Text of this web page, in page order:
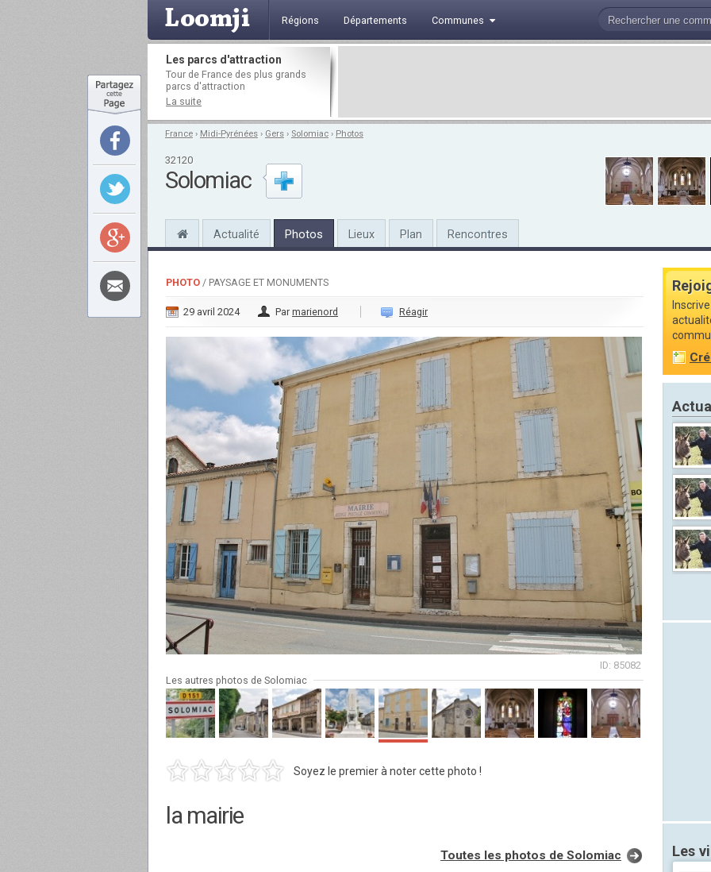
Régions Départements Communes
Les parcs d'attraction
Tour de France des plus grands
parcs d'attraction
La suite
France › Midi-Pyrénées › Gers › Solomiac › Photos
32120
Solomiac
Actualité Photos Lieux Plan Rencontres
PHOTO / PAYSAGE ET MONUMENTS
29 avril 2024 Par marienord Réagir
ID: 85082
Les autres photos de Solomiac
Soyez le premier à noter cette photo !
la mairie
Toutes les photos de Solomiac Les